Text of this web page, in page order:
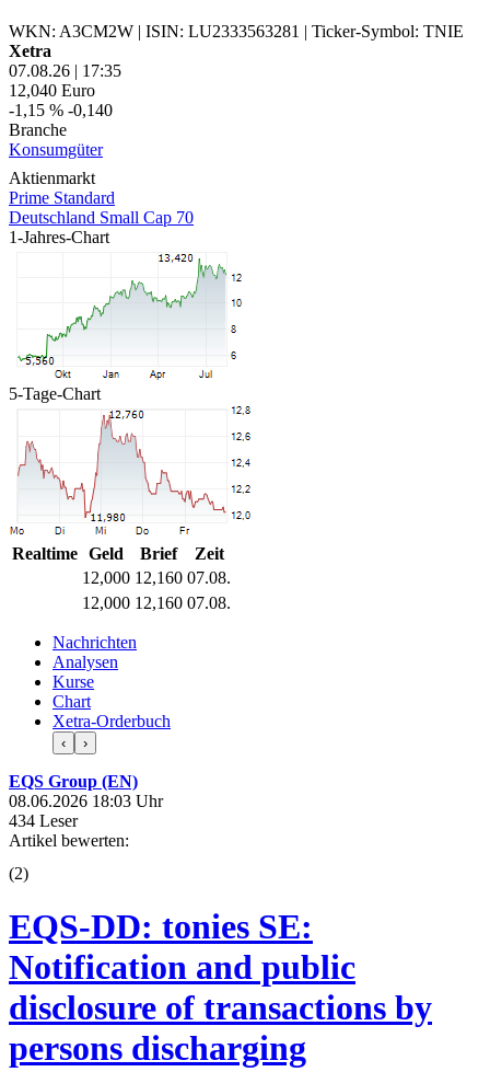
WKN: A3CM2W | ISIN: LU2333563281 | Ticker-Symbol: TNIE
Xetra
07.08.26 | 17:35
12,040 Euro
-1,15 % -0,140
Branche
Konsumgüter
Aktienmarkt
Prime Standard
Deutschland Small Cap 70
1-Jahres-Chart
5-Tage-Chart
Realtime Geld Brief
Zeit
12,000 12,160 07.08.
12,000 12,160 07.08.
Nachrichten
Analysen
Kurse
Chart
Xetra-Orderbuch
‹ ›
EQS Group (EN)
08.06.2026 18:03 Uhr
434 Leser
Artikel bewerten:
(2)
EQS-DD: tonies SE:
Notification and public
disclosure of transactions by
persons discharging